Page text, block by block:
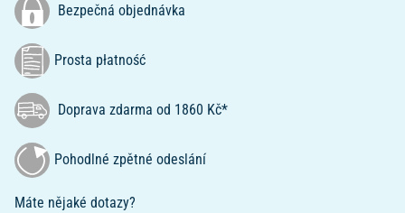
Bezpečná objednávka
Prosta płatność
Doprava zdarma od 1860 Kč*
Pohodlné zpětné odeslání
Máte nějaké dotazy?